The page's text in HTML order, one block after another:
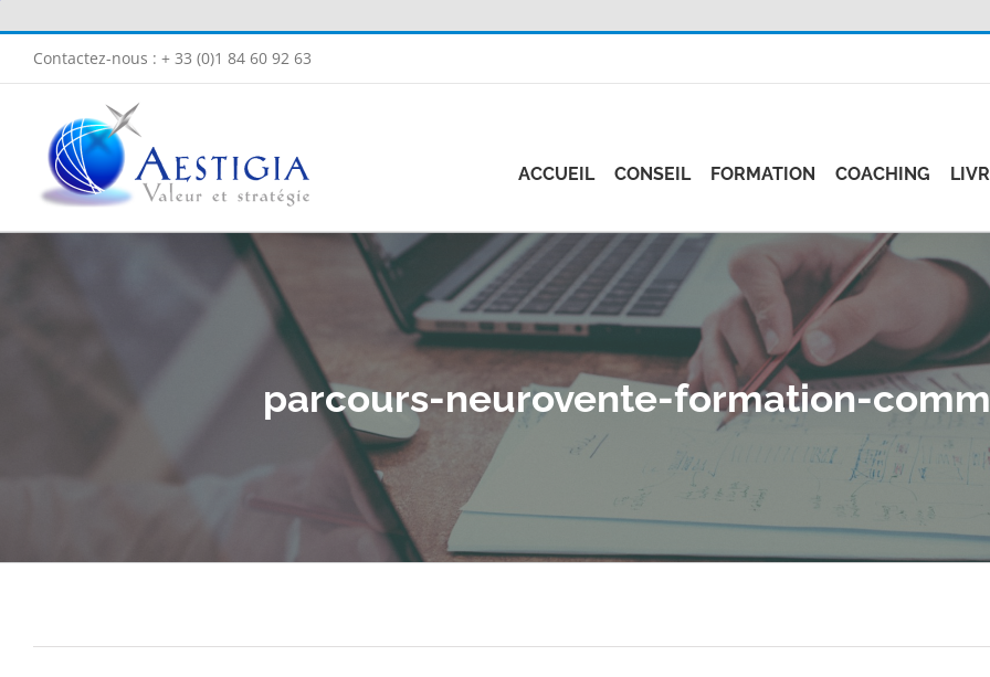
Contactez-nous : + 33 (0)1 84 60 92 63
ACCUEIL CONSEIL FORMATION COACHING
parcours-neurovente-formation-